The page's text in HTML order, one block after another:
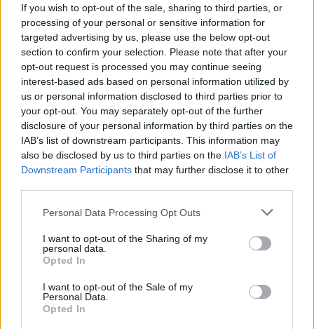
If you wish to opt-out of the sale, sharing to third parties, or
processing of your personal or sensitive information for
targeted advertising by us, please use the below opt-out
section to confirm your selection. Please note that after your
opt-out request is processed you may continue seeing
interest-based ads based on personal information utilized by
us or personal information disclosed to third parties prior to
your opt-out. You may separately opt-out of the further
disclosure of your personal information by third parties on the
IAB’s list of downstream participants. This information may
also be disclosed by us to third parties on the IAB’s List of
Downstream Participants that may further disclose it to other
Personal Data Processing Opt Outs
I want to opt-out of the Sharing of my
personal data.
Opted In
I want to opt-out of the Sale of my
Personal Data.
Opted In